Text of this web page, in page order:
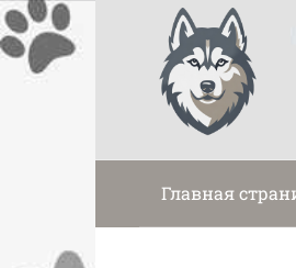
Перейти
к
контенту
Главная